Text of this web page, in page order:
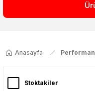
Anasayfa
Stoktakiler